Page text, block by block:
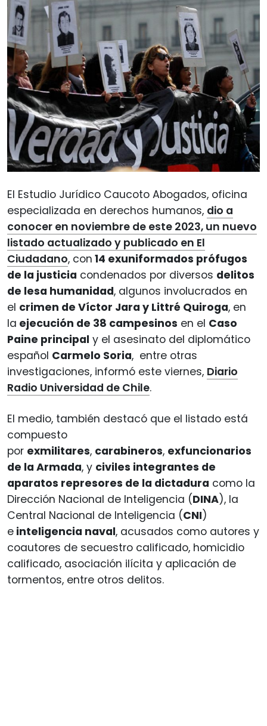
El Estudio Jurídico Caucoto Abogados, oficina
especializada en derechos humanos, dio a
conocer en noviembre de este 2023, un nuevo
listado actualizado y publicado en El
Ciudadano, con 14 exuniformados prófugos
de la justicia condenados por diversos delitos
de lesa humanidad, algunos involucrados en
el crimen de Víctor Jara y Littré Quiroga, en
la ejecución de 38 campesinos en el Caso
Paine principal y el asesinato del diplomático
español Carmelo Soria, entre otras
investigaciones, informó este viernes, Diario
Radio Universidad de Chile.
El medio, también destacó que el listado está
compuesto
por exmilitares, carabineros, exfuncionarios
de la Armada, y civiles integrantes de
aparatos represores de la dictadura como la
Dirección Nacional de Inteligencia (DINA), la
Central Nacional de Inteligencia (CNI)
e inteligencia naval, acusados como autores y
coautores de secuestro calificado, homicidio
calificado, asociación ilícita y aplicación de
tormentos, entre otros delitos.